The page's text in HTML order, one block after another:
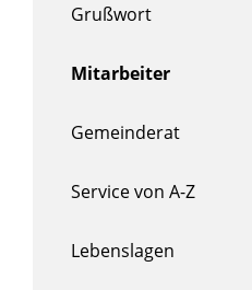
Grußwort
Mitarbeiter
Gemeinderat
Service von A-Z
Lebenslagen